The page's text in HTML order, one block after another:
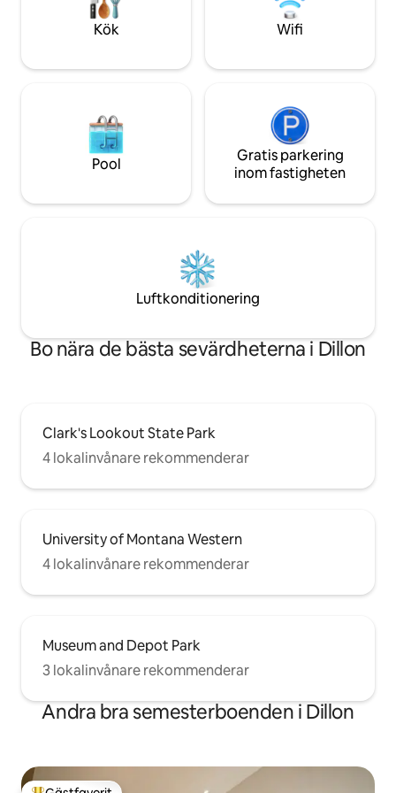
balansen mellan avskildhet och enkel
tillgång till friluftsliv.
oljespisvärme.
Kök Wifi
Pool
Gratis parkering
inom fastigheten
Luftkonditionering
Bo nära de bästa sevärdheterna i Dillon
Clark's Lookout State Park
4 lokalinvånare rekommenderar
University of Montana Western
4 lokalinvånare rekommenderar
Museum and Depot Park
3 lokalinvånare rekommenderar
Andra bra semesterboenden i Dillon